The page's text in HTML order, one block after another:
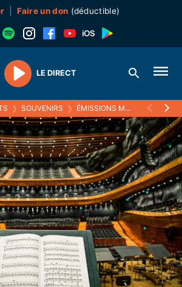
Faire un don (déductible)
Play
LE DIRECT
❯ SOUVENIRS ❯ ÉMISSIONS MUSICALES (SOUVENIRS)